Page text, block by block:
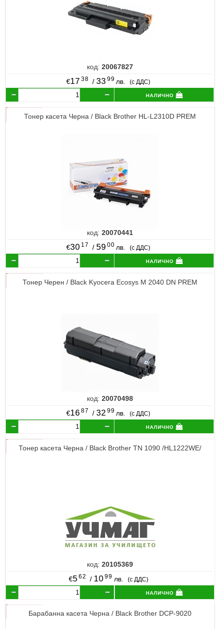
код: 20067827
€17 38 / 33 99 лв. (с ДДС)
налично
Тонер касета Черна / Black Brother HL-L2310D PREM
код: 20070441
€30 17 / 59 00 лв. (с ДДС)
налично
Тонер Черен / Black Kyocera Ecosys M 2040 DN PREM
код: 20070498
€16 87 / 32 99 лв. (с ДДС)
налично
Тонер касета Черна / Black Brother TN 1090 /HL1222WE/
код: 20105369
€5 62 / 10 99 лв. (с ДДС)
налично
Барабанна касета Черна / Black Brother DCP-9020